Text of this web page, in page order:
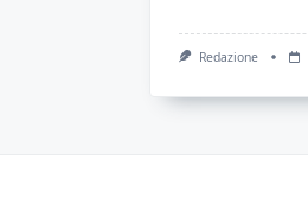
Redazione